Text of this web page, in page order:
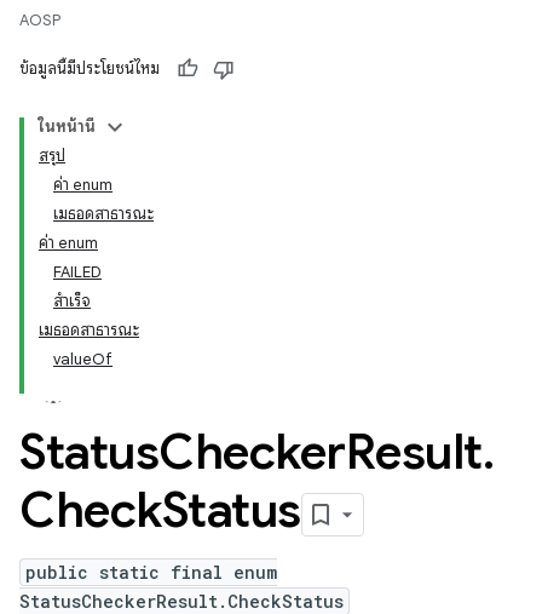
AOSP
ข้อมูลนี้มีประโยชน์ไหม
ในหน้านี้
สรุป
ค่า enum
เมธอดสาธารณะ
ค่า enum
FAILED
สำเร็จ
เมธอดสาธารณะ
valueOf
StatusCheckerResult.
CheckStatus
public static final enum
StatusCheckerResult.CheckStatus